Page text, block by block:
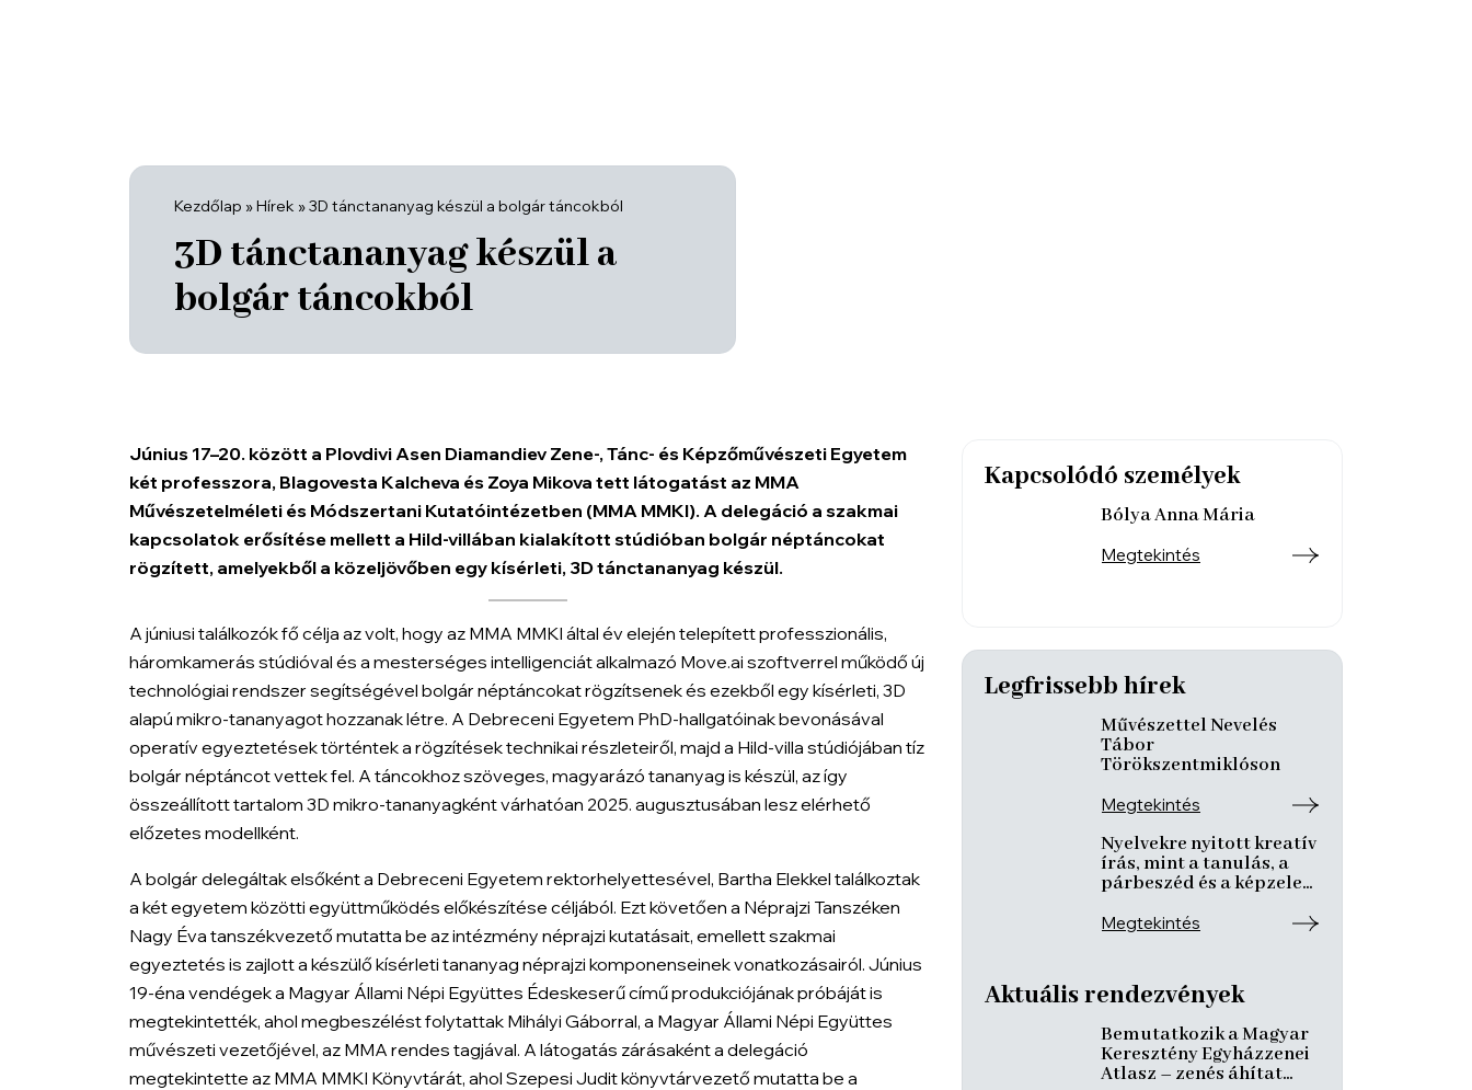
Kezdőlap »Hírek »3D tánctananyag készül a bolgár táncokból
3D tánctananyag készül a
bolgár táncokból
Június 17–20. között a Plovdivi Asen Diamandiev Zene-, Tánc- és Képzőművészeti Egyetem
két professzora, Blagovesta Kalcheva és Zoya Mikova tett látogatást az MMA
Művészetelméleti és Módszertani Kutatóintézetben (MMA MMKI). A delegáció a szakmai
kapcsolatok erősítése mellett a Hild-villában kialakított stúdióban bolgár néptáncokat
rögzített, amelyekből a közeljövőben egy kísérleti, 3D tánctananyag készül.
A júniusi találkozók fő célja az volt, hogy az MMA MMKI által év elején telepített professzionális,
háromkamerás stúdióval és a mesterséges intelligenciát alkalmazó Move.ai szoftverrel működő új
technológiai rendszer segítségével bolgár néptáncokat rögzítsenek és ezekből egy kísérleti, 3D
alapú mikro-tananyagot hozzanak létre. A Debreceni Egyetem PhD-hallgatóinak bevonásával
operatív egyeztetések történtek a rögzítések technikai részleteiről, majd a Hild-villa stúdiójában tíz
bolgár néptáncot vettek fel. A táncokhoz szöveges, magyarázó tananyag is készül, az így
összeállított tartalom 3D mikro-tananyagként várhatóan 2025. augusztusában lesz elérhető
előzetes modellként.
A bolgár delegáltak elsőként a Debreceni Egyetem rektorhelyettesével, Bartha Elekkel találkoztak
a két egyetem közötti együttműködés előkészítése céljából. Ezt követően a Néprajzi Tanszéken
Nagy Éva tanszékvezető mutatta be az intézmény néprajzi kutatásait, emellett szakmai
egyeztetés is zajlott a készülő kísérleti tananyag néprajzi komponenseinek vonatkozásairól. Június
19-éna vendégek a Magyar Állami Népi Együttes Édeskeserű című produkciójának próbáját is
megtekintették, ahol megbeszélést folytattak Mihályi Gáborral, a Magyar Állami Népi Együttes
művészeti vezetőjével, az MMA rendes tagjával. A látogatás zárásaként a delegáció
megtekintette az MMA MMKI Könyvtárát, ahol Szepesi Judit könyvtárvezető mutatta be a
Kapcsolódó személyek
Bólya Anna Mária
Megtekintés
Legfrissebb hírek
Művészettel Nevelés
Tábor
Törökszentmiklóson
Megtekintés
Nyelvekre nyitott kreatív
írás, mint a tanulás, a
párbeszéd és a képzelet
Megtekintés
Aktuális rendezvények
Bemutatkozik a Magyar
Keresztény Egyházzenei
Atlasz – zenés áhítat